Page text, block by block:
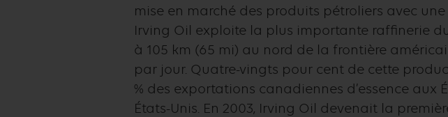
mise en marché des produits pétroliers avec
Irving Oil exploite la plus importante raffinerie
à 105 km (65 mi) au nord de la frontière
par jour. Quatre-vingts pour cent de cette
% des exportations canadiennes d’essence aux
États-Unis. En 2003, Irving Oil devenait la